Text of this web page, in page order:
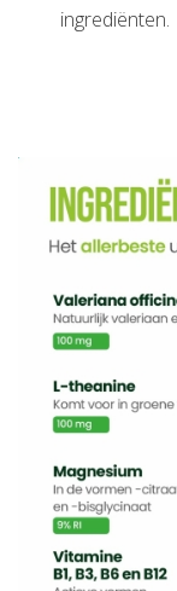
ingrediënten.